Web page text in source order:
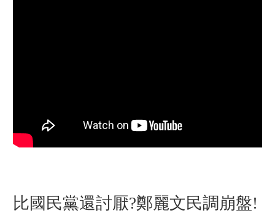
比國民黨還討厭?鄭麗文民調崩盤!